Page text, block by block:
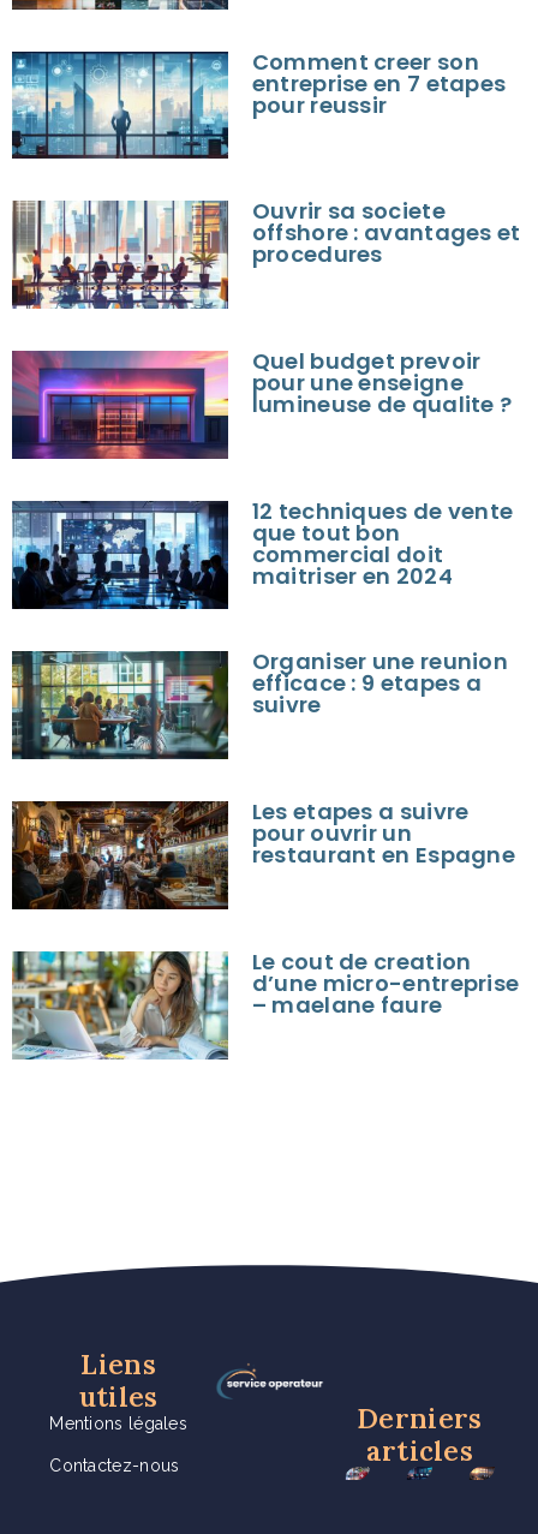
Comment creer son
entreprise en 7 etapes
pour reussir
Ouvrir sa societe
offshore : avantages et
procedures
Quel budget prevoir
pour une enseigne
lumineuse de qualite ?
12 techniques de vente
que tout bon
commercial doit
maitriser en 2024
Organiser une reunion
efficace : 9 etapes a
suivre
Les etapes a suivre
pour ouvrir un
restaurant en Espagne
Le cout de creation
d’une micro-entreprise
– maelane faure
Liens
utiles
Mentions légales
Contactez-nous
Derniers
articles